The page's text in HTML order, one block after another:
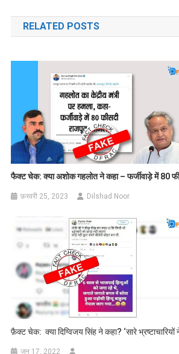
नेविगेशन
RELATED POSTS
फैक्ट चेक: क्या अशोक गहलोत ने कहा – फर्जीवाड़े में 80
फ़रवरी 25, 2023 Dilshad Noor
फ़ैक्ट चेक: क्या दिग्विजय सिंह ने कहा? ‘सारे भ्रष्टाचारियों
जून 17, 2022